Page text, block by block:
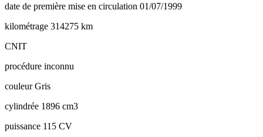
date de première mise en circulation 01/07/1999
kilométrage 314275 km
CNIT
procédure inconnu
couleurGris
cylindrée 1896 cm3
puissance 115 CV